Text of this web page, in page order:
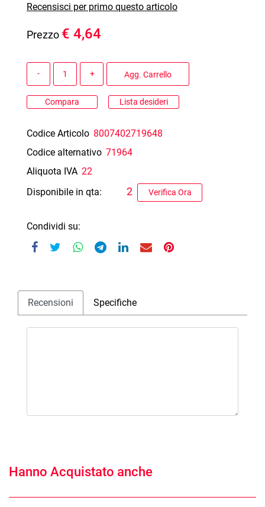
Recensisci per primo questo articolo
Prezzo € 4,64
Agg. Carrello
Compara Lista desideri
Codice Articolo 8007402719648
Codice alternativo 71964
Aliquota IVA 22
Disponibile in qta:
Verifica Ora
2
Condividi su:
Recensioni Specifiche
Hanno Acquistato anche